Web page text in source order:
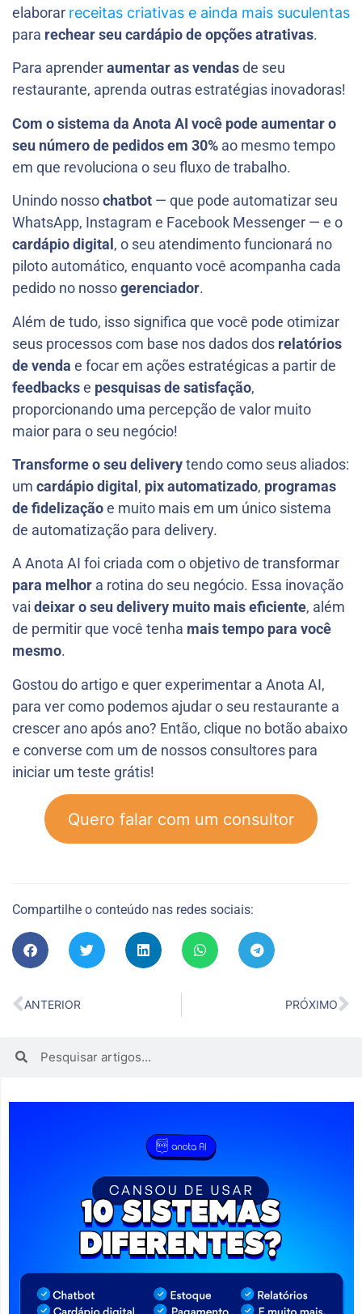
elaborar receitas criativas e ainda mais suculentas
para rechear seu cardápio de opções atrativas.
Para aprenderaumentar as vendasde seu
restaurante, aprenda outras estratégias inovadoras!
Com o sistema da Anota AI você pode aumentar o
seu número de pedidos em 30% ao mesmo tempo
em que revoluciona o seu fluxo de trabalho.
Unindo nossochatbot — que pode automatizar seu
WhatsApp, Instagram e Facebook Messenger — e o
cardápio digital , o seu atendimento funcionará no
piloto automático, enquanto você acompanha cada
pedido no nossogerenciador.
Além de tudo, isso significa que você pode otimizar
seus processos com base nos dados dos relatórios
de venda e focar em ações estratégicas a partir de
feedbackse pesquisas de satisfação,
proporcionando uma percepção de valor muito
maior para o seu negócio!
Transforme o seu deliverytendo como seus aliados:
um cardápio digital , pix automatizado, programas
de fidelizaçãoe muito mais em um único sistema
de automatização para delivery.
A Anota AI foi criada com o objetivo de transformar
para melhor a rotina do seu negócio. Essa inovação
vai deixar o seu delivery muito mais eficiente, além
de permitir que você tenha mais tempo para você
mesmo.
Gostou do artigo e quer experimentar a Anota AI,
para ver como podemos ajudar o seu restaurante a
crescer ano após ano? Então, clique no botão abaixo
e converse com um de nossos consultores para
iniciar um teste grátis!
Quero falar com um consultor
Compartilhe o conteúdo nas redes sociais:
ANTERIOR PRÓXIMO